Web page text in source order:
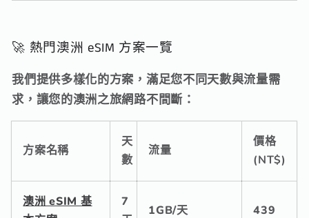
🚀 熱門澳洲 eSIM 方案一覽
我們提供多樣化的方案， 滿足您不同天數與流量需
求， 讓您的澳洲之旅網路不間斷：
方案名稱
天
數
流量
價格
(NT$)
澳洲 eSIM 基
7
1GB/天 439